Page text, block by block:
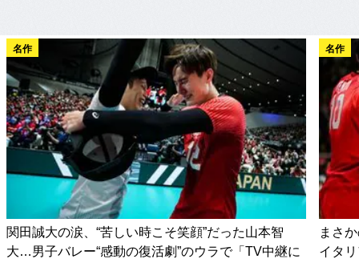
名作
関田誠大の涙、“苦しい時こそ笑顔”だった山本智
大…男子バレー“感動の復活劇”のウラで「TV中継に
名作
まさ
イタ